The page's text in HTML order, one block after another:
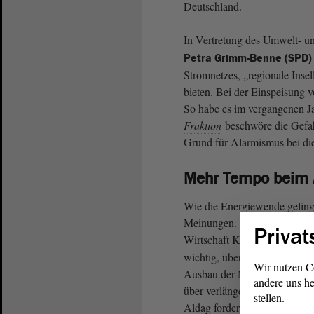
Deutschland.
In Vertretung des Umwelt-
Petra Grimm-Benne (SPD)
Stromnetzes, „regionale
bieten. Bei der Einspeisung
So habe es im vergangenen
Fraktion beschwöre die
Grund für Alarmismus bei
Mehr Tempo
Wie die Energiewende
Meinungen. Dass sie nötig
Wirtschaft Konsens,
wichtig, über einen
Ausbau der Netze und neue
über verlängerte Laufzeiten
Aldag forderte „mehr
Wir nutzen
andere uns
stellen.